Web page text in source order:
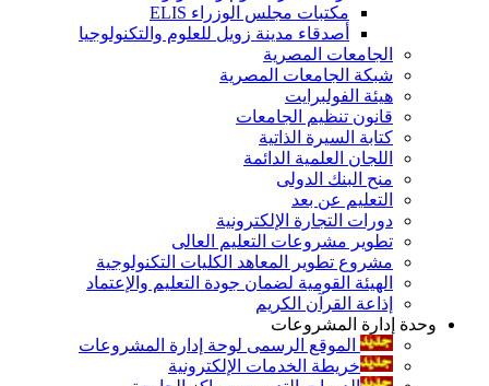
مكتبات مجلس الوزراء ELIS
أصدقاء مدينة زويل للعلوم والتكنولوجيا
الجامعات المصرية
شبكة الجامعات المصرية
هيئة الفولبرايت
قانون تنظيم الجامعات
كتابة السيرة الذاتية
اللجان العلمية الدائمة
منح البنك الدولى
التعليم عن بعد
دورات التجارة الإلكترونية
تطوير مشروعات التعليم العالى
مشروع تطوير المعاهد الكليات التكنولوجية
الهيئة القومية لضمان جودة التعليم والإعتماد
إذاعة القرآن الكريم
وحدة إدارة المشروعات
الموقع الرسمى لوحة إدارة المشروعات
خريطة الخدمات الإلكترونية